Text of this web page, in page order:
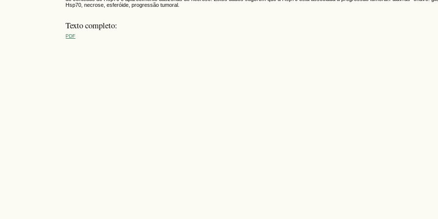
Hsp70, necrose, esferóide, progressão tumoral.
Texto completo:
PDF